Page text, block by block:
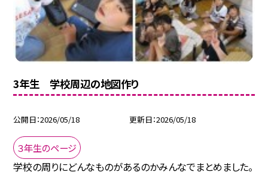
3年生 学校周辺の地図作り
公開日 2026/05/18 更新日 2026/05/18
３年生のページ
学校の周りにどんなものがあるのかみんなでまとめました。